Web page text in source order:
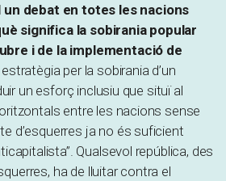
un debat en totes les nacions
significa la sobirania popular
i de la implementació de
per la sobirania d’un
un esforç inclusiu que situï al
entre les nacions sense
d’esquerres ja no és suficient
Qualsevol república, des
ha de lluitar contra el